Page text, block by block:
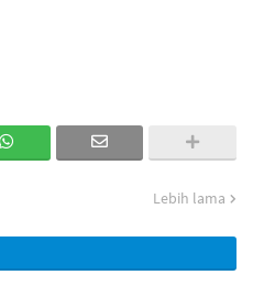
Lebih lama